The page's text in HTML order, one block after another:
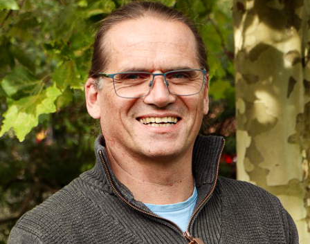
Dino
Kitaleiter, Erzieher, Montessori
Pädagoge und Fachwirt für
Organisation und Führung